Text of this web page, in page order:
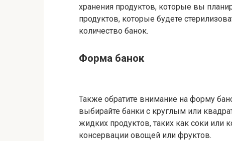
хранения продуктов, которые вы
продуктов, которые будете
количество банок.
Форма банок
Также обратите внимание на форму
выбирайте банки с круглым или
жидких продуктов, таких как соки
консервации овощей или фруктов.